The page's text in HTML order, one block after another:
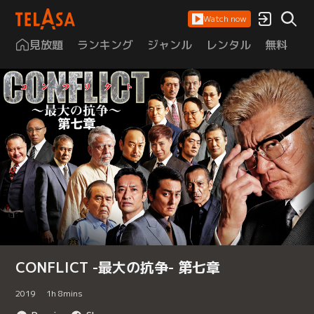
Watch now
見放題 ランキング ジャンル レンタル 無料
CONFLICT -最大の抗争- 第七章
2019 1h 8mins